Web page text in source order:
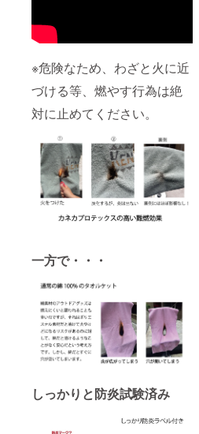
※危険なため、わざと火に近
づける等、燃やす行為は絶
対に止めてください。
一方で・・・
しっかりと防炎試験済み